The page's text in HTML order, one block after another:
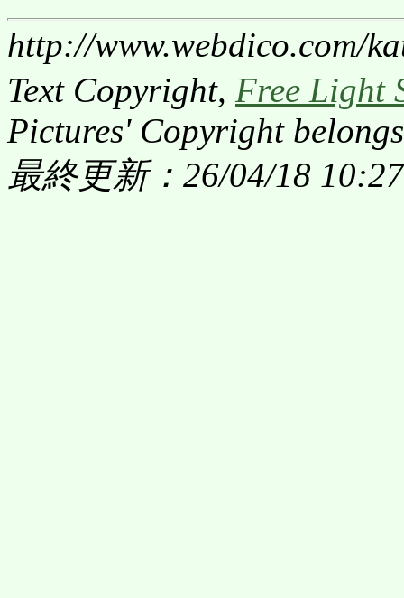
http://www.webdico.com/
Text Copyright, Free Light
Pictures' Copyright
最終更新：26/04/18 10:27